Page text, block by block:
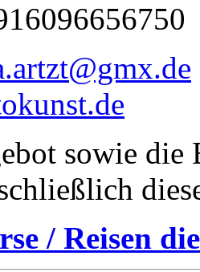
sowie
/ Reisen